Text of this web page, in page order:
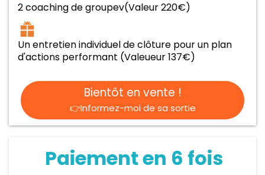
2 coaching de groupev(Valeur 220€)
Un entretien individuel de clôture pour un plan
d'actions performant (Valeueur 137€)
Bientôt en vente !
👉Informez-moi de sa sortie
Paiement en 6 fois